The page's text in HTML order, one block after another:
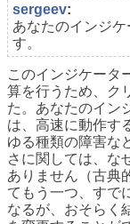
sergeev:
あなたのインジ
す。
このインジケータ
算を行うため、ク
た。あなたのイン
は、高速に動作す
ゆる種類の障害な
さに関しては、な
ありません（古典
てもう一つ、すで
なるが、おそらく